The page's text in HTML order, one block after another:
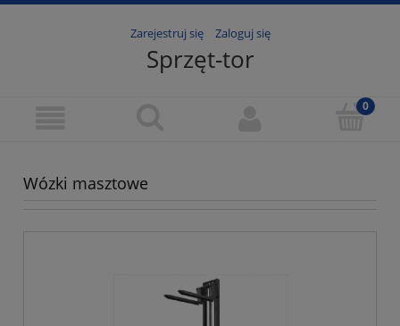
Zarejestruj się Zaloguj się
Sprzęt-tor
Wózki masztowe